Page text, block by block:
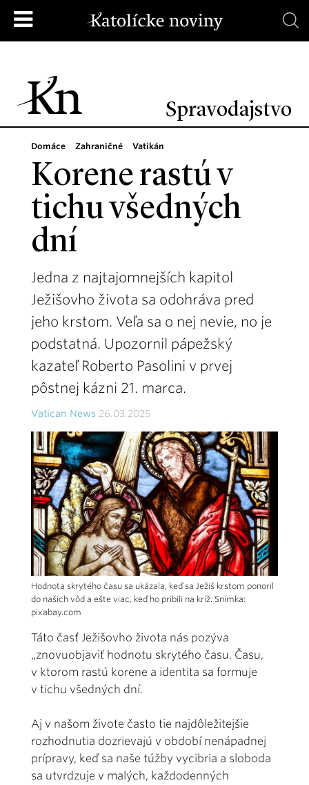
Spravodajstvo
Domáce Zahraničné Vatikán
Korene rastú v
tichu všedných
dní
Jedna z najtajomnejších kapitol
Ježišovho života sa odohráva pred
jeho krstom. Veľa sa o nej nevie, no je
podstatná. Upozornil pápežský
kazateľ Roberto Pasolini v prvej
pôstnej kázni 21. marca.
Vatican News 26.03.2025
Hodnota skrytého času sa ukázala, keď sa Ježiš krstom ponoril
do našich vôd a ešte viac, keď ho pribili na kríž. Snímka:
pixabay.com
Táto časť Ježišovho života nás pozýva
„znovuobjaviť hodnotu skrytého času. Času,
v ktorom rastú korene a identita sa formuje
v tichu všedných dní.
Aj v našom živote často tie najdôležitejšie
rozhodnutia dozrievajú v období nenápadnej
prípravy, keď sa naše túžby vycibria a sloboda
sa utvrdzuje v malých, každodenných